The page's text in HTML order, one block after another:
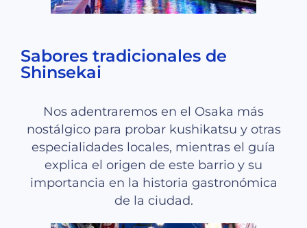
Sabores tradicionales de
Shinsekai
Nos adentraremos en el Osaka más
nostálgico para probar kushikatsu y otras
especialidades locales, mientras el guía
explica el origen de este barrio y su
importancia en la historia gastronómica
de la ciudad.